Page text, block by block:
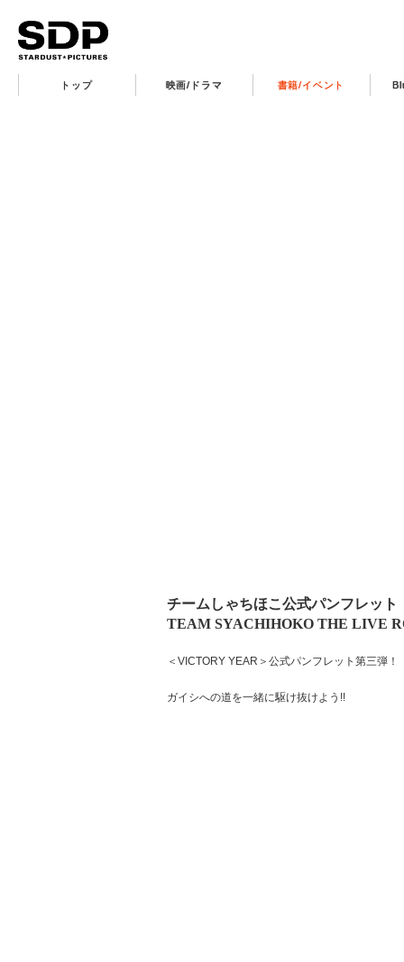
トップ 映画/ドラマ 書籍/イベント
チームしゃちほこ公式パンフレット
TEAM SYACHIHOKO THE LIVE
＜VICTORY YEAR＞公式パンフレット第三弾！
ガイシへの道を一緒に駆け抜けよう!!